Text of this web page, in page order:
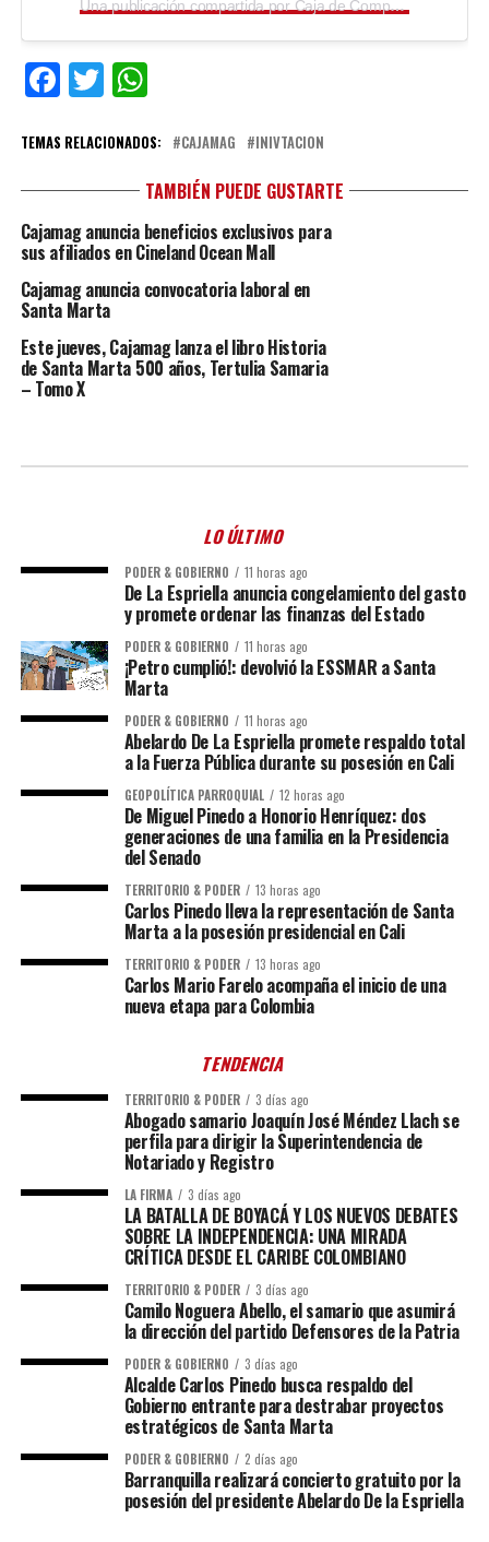
Una publicación compartida por Caja de Compensación Familiar (@cajamag.oficial)
Facebook
TwitterWhatsApp
TEMAS RELACIONADOS: CAJAMAG INIVTACION
TAMBIÉN PUEDE GUSTARTE
Cajamag anuncia beneficios exclusivos para
sus afiliados en Cineland Ocean Mall
Cajamag anuncia convocatoria laboral en
Santa Marta
Este jueves, Cajamag lanza el libro Historia
de Santa Marta 500 años, Tertulia Samaria
– Tomo X
LO ÚLTIMO
PODER & GOBIERNO 11 horas ago
De La Espriella anuncia congelamiento del gasto
y promete ordenar las finanzas del Estado
PODER & GOBIERNO 11 horas ago
¡Petro cumplió!: devolvió la ESSMAR a Santa
Marta
PODER & GOBIERNO 11 horas ago
Abelardo De La Espriella promete respaldo total
a la Fuerza Pública durante su posesión en Cali
GEOPOLÍTICA PARROQUIAL 12 horas ago
De Miguel Pinedo a Honorio Henríquez: dos
generaciones de una familia en la Presidencia
del Senado
TERRITORIO & PODER 13 horas ago
Carlos Pinedo lleva la representación de Santa
Marta a la posesión presidencial en Cali
TERRITORIO & PODER 13 horas ago
Carlos Mario Farelo acompaña el inicio de una
nueva etapa para Colombia
TENDENCIA
TERRITORIO & PODER 3 días ago
Abogado samario Joaquín José Méndez Llach se
perfila para dirigir la Superintendencia de
Notariado y Registro
LA FIRMA 3 días ago
LA BATALLA DE BOYACÁ Y LOS NUEVOS DEBATES
SOBRE LA INDEPENDENCIA: UNA MIRADA
CRÍTICA DESDE EL CARIBE COLOMBIANO
TERRITORIO & PODER 3 días ago
Camilo Noguera Abello, el samario que asumirá
la dirección del partido Defensores de la Patria
PODER & GOBIERNO 3 días ago
Alcalde Carlos Pinedo busca respaldo del
Gobierno entrante para destrabar proyectos
estratégicos de Santa Marta
PODER & GOBIERNO 2 días ago
Barranquilla realizará concierto gratuito por la
posesión del presidente Abelardo De la Espriella